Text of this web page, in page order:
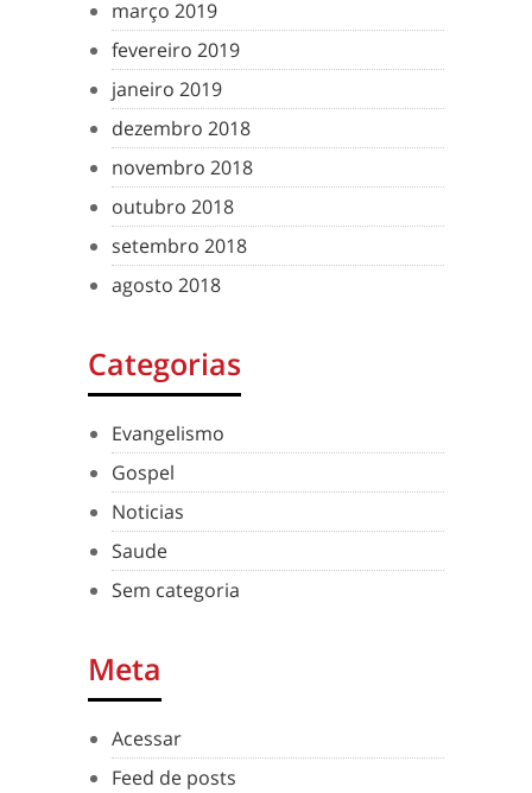
março 2019
fevereiro 2019
janeiro 2019
dezembro 2018
novembro 2018
outubro 2018
setembro 2018
agosto 2018
Categorias
Evangelismo
Gospel
Noticias
Saude
Sem categoria
Meta
Acessar
Feed de posts